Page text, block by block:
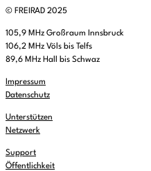
© FREIRAD 2025
105,9 MHz Großraum Innsbruck
106,2 MHz Völs bis Telfs
89,6 MHz Hall bis Schwaz
Impressum
Datenschutz
Unterstützen
Netzwerk
Support
Öffentlichkeit